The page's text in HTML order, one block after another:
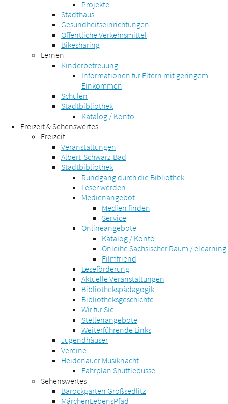
Projekte
Stadthaus
Gesundheitseinrichtungen
Öffentliche Verkehrsmittel
Bikesharing
Lernen
Kinderbetreuung
Informationen für Eltern mit geringem
Einkommen
Schulen
Stadtbibliothek
Katalog / Konto
Freizeit & Sehenswertes
Freizeit
Veranstaltungen
Albert-Schwarz-Bad
Stadtbibliothek
Rundgang durch die Bibliothek
Leser werden
Medienangebot
Medien finden
Service
Onlineangebote
Katalog / Konto
Onleihe Sächsischer Raum / elearning
Filmfriend
Leseförderung
Aktuelle Veranstaltungen
Bibliothekspädagogik
Bibliotheksgeschichte
Wir für Sie
Stellenangebote
Weiterführende Links
Jugendhäuser
Vereine
Heidenauer Musiknacht
Fahrplan Shuttlebusse
Sehenswertes
Barockgarten Großsedlitz
MärchenLebensPfad